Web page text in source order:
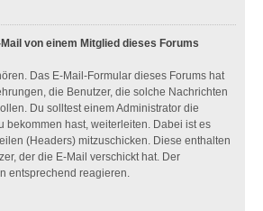
von einem Mitglied dieses Forums
Das E-Mail-Formular dieses Forums hat
die Benutzer, die solche Nachrichten
Du solltest einem Administrator die
bekommen hast, weiterleiten. Dabei ist es
(Headers) mitzuschicken. Diese enthalten
der die E-Mail verschickt hat. Der
entsprechend reagieren.